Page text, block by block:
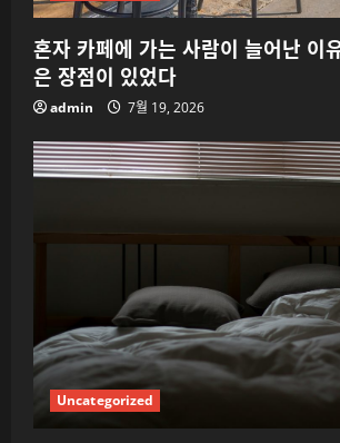
혼자 카페에 가는 사람이 늘어난 이
은 장점이 있었다
admin 7월 19, 2026
Uncategorized